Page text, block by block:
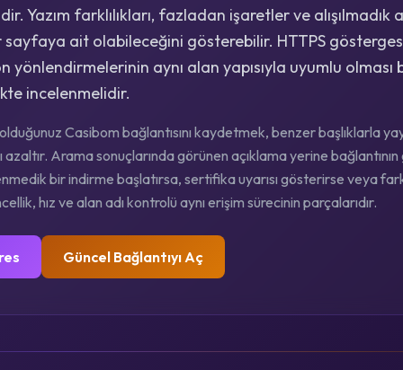
Yazım farklılıkları, fazladan işaretler ve alışılmadık
sayfaya ait olabileceğini gösterebilir. HTTPS
yönlendirmelerinin aynı alan yapısıyla uyumlu olması
incelenmelidir.
Casibom bağlantısını kaydetmek, benzer başlıklarla
azaltır. Arama sonuçlarında görünen açıklama yerine
bir indirme başlatırsa, sertifika uyarısı gösterirse veya
hız ve alan adı kontrolü aynı erişim sürecinin parçalarıdır.
Güncel Bağlantıyı Aç